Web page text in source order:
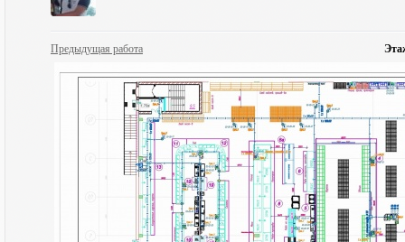
Предыдущая работа